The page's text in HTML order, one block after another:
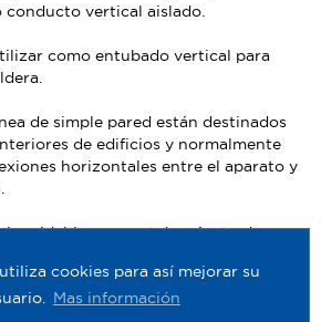
cookies para así mejorar su
Mas información
conducto vertical aislado.
como entubado vertical para
de simple pared están destinados
de edificios y normalmente
horizontales entre el aparato y
inoxidable para entubamiento de